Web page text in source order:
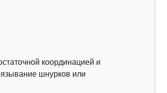
координацией и
шнурков или